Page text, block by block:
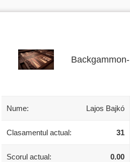
Backgammon-
Nume: Lajos Bajkó
Clasamentul actual: 31
Scorul actual: 0.00